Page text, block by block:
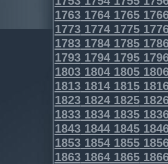
176317641765
177317741775
178317841785
179317941795
180318041805
181318141815
182318241825
183318341835
184318441845
185318541855
186318641865